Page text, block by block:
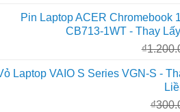
Pin Laptop ACER Chromebook
CB713-1WT - Thay
₫
Laptop VAIO S Series VGN-S -
₫